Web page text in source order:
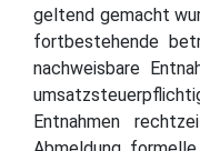
geltend gemacht
fortbestehende
nachweisbare
Entnahmen